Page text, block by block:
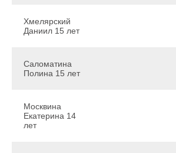
Хмелярский
Даниил 15 лет
Саломатина
Полина 15 лет
Москвина
Екатерина 14
лет